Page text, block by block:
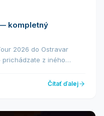
kompletný
2026 do Ostravar
prichádzate z iného
cez pa...
Čítať ďalej